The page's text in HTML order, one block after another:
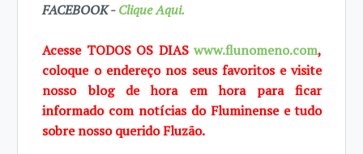
FACEBOOK -Clique Aqui.
Acesse TODOS OS DIASwww.flunomeno.com,
coloque o endereço nos seus favoritos e visite
nosso blog de hora em hora para ficar
informado com notícias do Fluminense e tudo
sobre nosso querido Fluzão.